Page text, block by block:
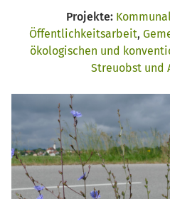
Projekte:
Öffentlichkeitsarbeit,
ökologischen und
Streuobst und